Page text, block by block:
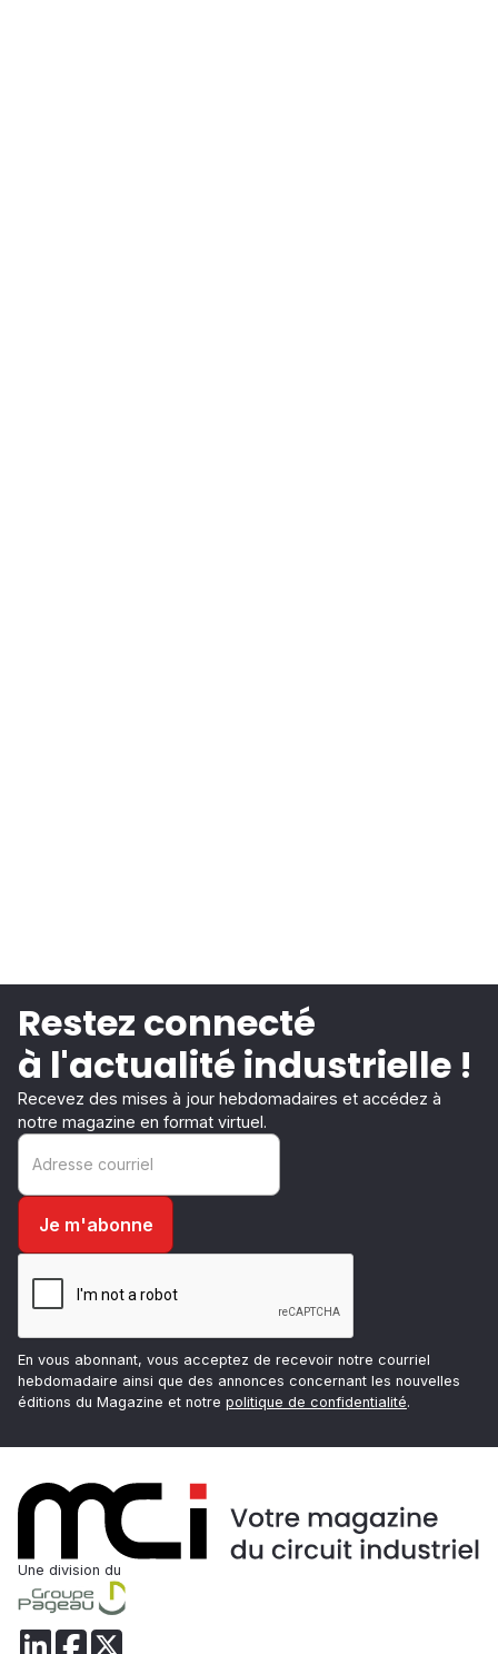
Restez connecté
à l'actualité industrielle !
Recevez des mises à jour hebdomadaires et accédez à
notre magazine en format virtuel.
En vous abonnant, vous acceptez de recevoir notre courriel
hebdomadaire ainsi que des annonces concernant les nouvelles
éditions du Magazine et notre politique de confidentialité.
Une division du